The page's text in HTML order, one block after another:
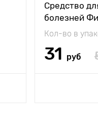
Средство
болезней
Кол-во в
31 руб